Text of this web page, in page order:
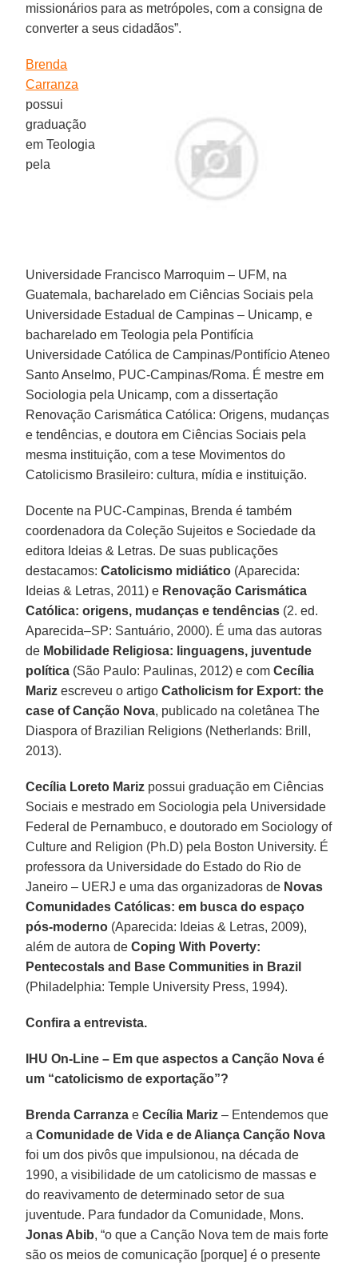
missionários para as metrópoles, com a consigna de
converter a seus cidadãos”.
Brenda
Carranza
possui
graduação
em Teologia
pela
Universidade Francisco Marroquim – UFM, na
Guatemala, bacharelado em Ciências Sociais pela
Universidade Estadual de Campinas – Unicamp, e
bacharelado em Teologia pela Pontifícia
Universidade Católica de Campinas/Pontifício Ateneo
Santo Anselmo, PUC-Campinas/Roma. É mestre em
Sociologia pela Unicamp, com a dissertação
Renovação Carismática Católica: Origens, mudanças
e tendências, e doutora em Ciências Sociais pela
mesma instituição, com a tese Movimentos do
Catolicismo Brasileiro: cultura, mídia e instituição.
Docente na PUC-Campinas, Brenda é também
coordenadora da Coleção Sujeitos e Sociedade da
editora Ideias & Letras. De suas publicações
destacamos:Catolicismo midiático (Aparecida:
Ideias & Letras, 2011) e Renovação Carismática
Católica: origens, mudanças e tendências (2. ed.
Aparecida–SP: Santuário, 2000). É uma das autoras
de Mobilidade Religiosa: linguagens, juventude
política (São Paulo: Paulinas, 2012) e comCecília
Mariz escreveu o artigoCatholicism for Export: the
case of Canção Nova, publicado na coletânea The
Diaspora of Brazilian Religions (Netherlands: Brill,
2013).
Cecília Loreto Mariz possui graduação em Ciências
Sociais e mestrado em Sociologia pela Universidade
Federal de Pernambuco, e doutorado em Sociology of
Culture and Religion (Ph.D) pela Boston University. É
professora da Universidade do Estado do Rio de
Janeiro – UERJ e uma das organizadoras de Novas
Comunidades Católicas: em busca do espaço
pós-moderno (Aparecida: Ideias & Letras, 2009),
além de autora deCoping With Poverty:
Pentecostals and Base Communities in Brazil
(Philadelphia: Temple University Press, 1994).
Confira a entrevista.
IHU On-Line – Em que aspectos a Canção Nova é
um “catolicismo de exportação”?
Brenda Carranza eCecília Mariz – Entendemos que
aComunidade de Vida e de Aliança Canção Nova
foi um dos pivôs que impulsionou, na década de
1990, a visibilidade de um catolicismo de massas e
do reavivamento de determinado setor de sua
juventude. Para fundador da Comunidade, Mons.
Jonas Abib, “o que a Canção Nova tem de mais forte
são os meios de comunicação [porque] é o presente